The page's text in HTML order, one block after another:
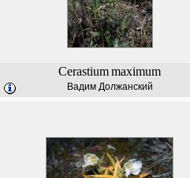
Cerastiummaximum
Вадим Должанский